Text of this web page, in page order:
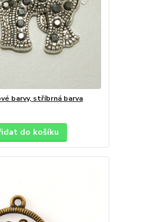
barvy, stříbrná barva
do košíku